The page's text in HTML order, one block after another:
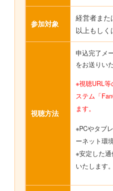
参加対象
経営者また
以上もしく
視聴方法
申込完了メ
をお送りい
※視聴URL
ステム「
ます。
※PCやタブ
ーネット環
※安定した
いたします。